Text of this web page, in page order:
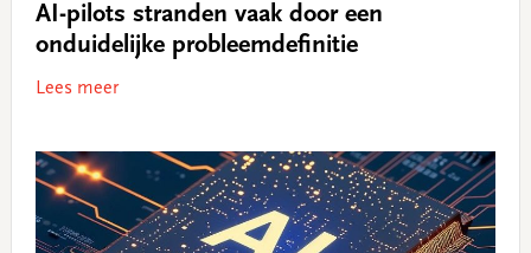
AI-pilots stranden vaak door een
onduidelijke probleemdefinitie
Lees meer